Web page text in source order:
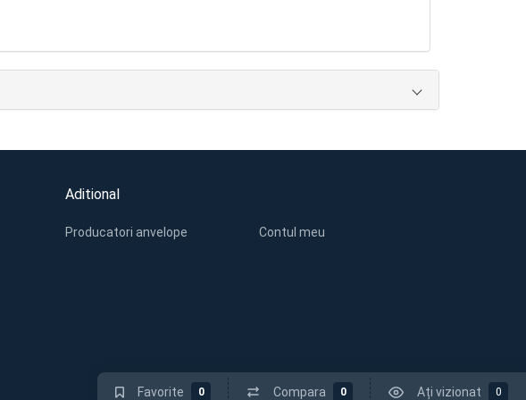
Favorite 0 Compara 0 Ați vizionat 0
Aditional
Producatori anvelope Contul meu